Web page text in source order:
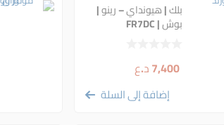
بلك | هيونداي – رينو |
بوش | FR7DC
7,400د.ع
إضافة إلى السلة